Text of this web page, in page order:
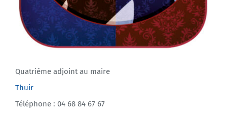
Quatrième adjoint au maire
Thuir
Téléphone : 04 68 84 67 67